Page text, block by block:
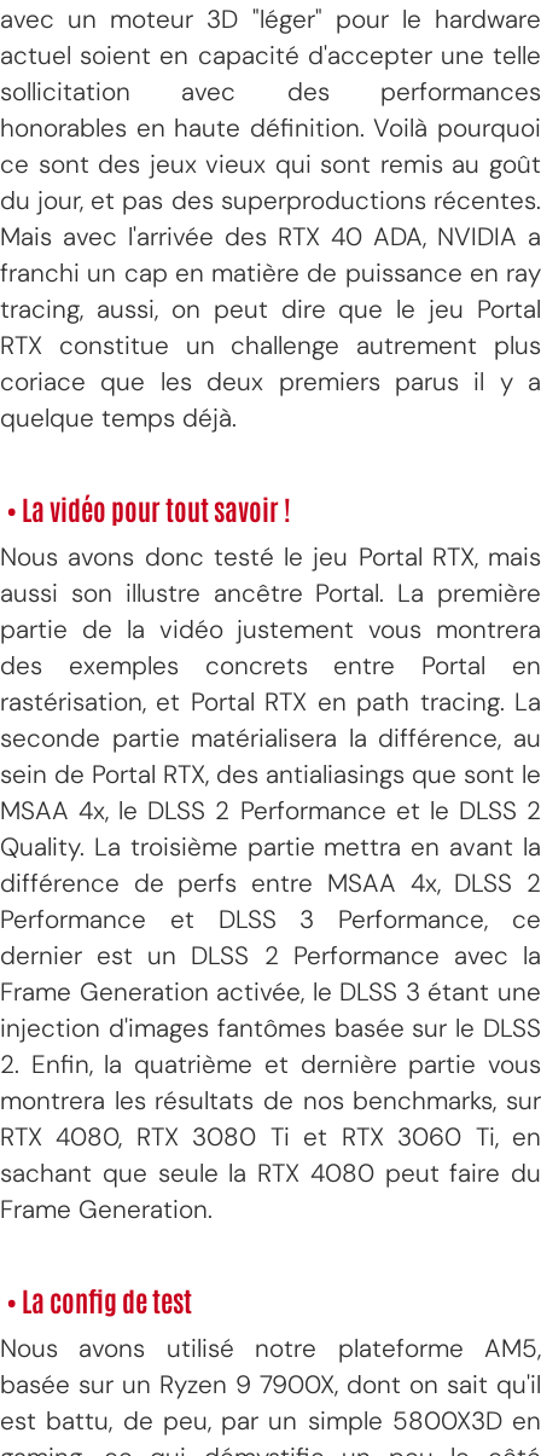
avec un moteur 3D "léger" pour le hardware
actuel soient en capacité d'accepter une telle
sollicitation avec des performances
honorables en haute définition. Voilà pourquoi
ce sont des jeux vieux qui sont remis au goût
du jour, et pas des superproductions récentes.
Mais avec l'arrivée des RTX 40 ADA, NVIDIA a
franchi un cap en matière de puissance en ray
tracing, aussi, on peut dire que le jeu Portal
RTX constitue un challenge autrement plus
coriace que les deux premiers parus il y a
quelque temps déjà.
• La vidéo pour tout savoir !
Nous avons donc testé le jeu Portal RTX, mais
aussi son illustre ancêtre Portal. La première
partie de la vidéo justement vous montrera
des exemples concrets entre Portal en
rastérisation, et Portal RTX en path tracing. La
seconde partie matérialisera la différence, au
sein de Portal RTX, des antialiasings que sont le
MSAA 4x, le DLSS 2 Performance et le DLSS 2
Quality. La troisième partie mettra en avant la
différence de perfs entre MSAA 4x, DLSS 2
Performance et DLSS 3 Performance, ce
dernier est un DLSS 2 Performance avec la
Frame Generation activée, le DLSS 3 étant une
injection d'images fantômes basée sur le DLSS
2. Enfin, la quatrième et dernière partie vous
montrera les résultats de nos benchmarks, sur
RTX 4080, RTX 3080 Ti et RTX 3060 Ti, en
sachant que seule la RTX 4080 peut faire du
Frame Generation.
• La config de test
Nous avons utilisé notre plateforme AM5,
basée sur un Ryzen 9 7900X, dont on sait qu'il
est battu, de peu, par un simple 5800X3D en